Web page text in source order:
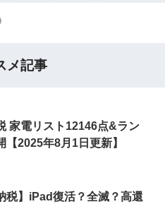
メ記事
家電リスト12146点&ラン
【2025年8月1日更新】
税】iPad復活？全滅？高還